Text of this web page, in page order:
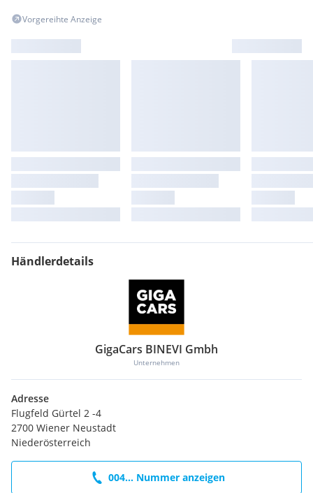
Vorgereihte Anzeige
Händlerdetails
GigaCars BINEVI Gmbh
Unternehmen
Adresse
Flugfeld Gürtel 2 -4
2700 Wiener Neustadt
Niederösterreich
004... Nummer anzeigen